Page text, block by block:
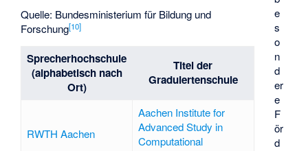
e
s
o
n
d
er
e
F
ör
d
Quelle: Bundesministerium für Bildung und
Forschung[10]
Sprecherhochschule
(alphabetisch nach
Ort)
Titel der
Graduiertenschule
RWTH Aachen
Aachen Institute for
Advanced Study in
Computational